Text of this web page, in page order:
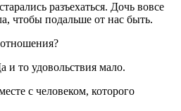
разъехаться. Дочь вовсе
чтобы подальше от нас быть.
то удовольствия мало.
с человеком, которого